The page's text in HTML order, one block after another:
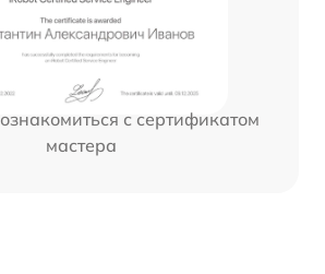
с сертификатом
мастера